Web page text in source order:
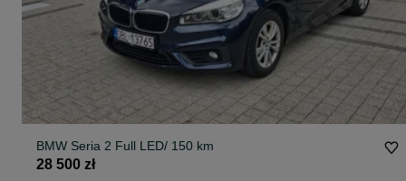
BMW Seria 2 Full LED/ 150 km
28 500 zł